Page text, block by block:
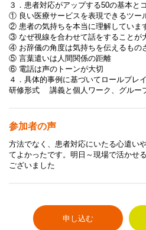
３．患者対応がアップする50の基本と
① 良い医療サービスを表現できるツー
② 患者の気持ちを本当に理解していま
③ なぜ視線を合わせて話をすることが
④ お辞儀の角度は気持ちを伝えるもの
⑤ 言葉遣いは人間関係の距離
⑥ 電話は声のトーンが大切
４．具体的事例に基づいてロールプレ
研修形式 講義と個人ワーク、グルー
参加者の声
方法でなく、患者対応にいたる心遣い
てよかったです。明日～現場で活かせ
ございました
申し込む